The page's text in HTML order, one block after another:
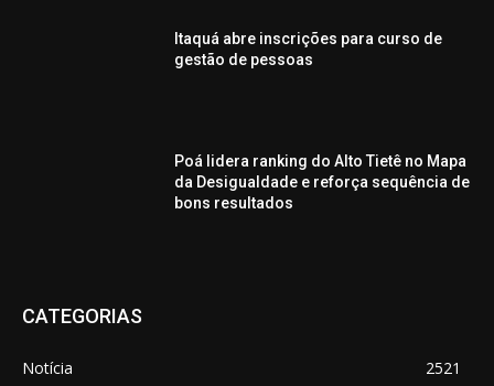
Itaquá abre inscrições para curso de
gestão de pessoas
Poá lidera ranking do Alto Tietê no Mapa
da Desigualdade e reforça sequência de
bons resultados
CATEGORIAS
Notícia
2521